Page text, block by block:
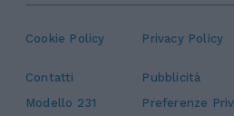
Cookie Policy Privacy Policy
Contatti Pubblicità
Modello 231
Preferenze